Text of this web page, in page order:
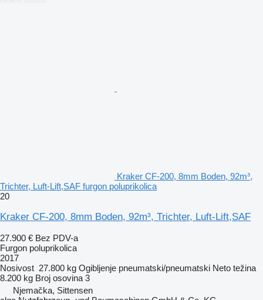
Kraker CF-200, 8mm Boden, 92m³,
Trichter, Luft-Lift,SAF furgon poluprikolica
20
Kraker CF-200, 8mm Boden, 92m³, Trichter, Luft-Lift,SAF
27.900 € Bez PDV-a
Furgon poluprikolica
2017
Nosivost 27.800 kg Ogibljenje pneumatski/pneumatski Neto težina
8.200 kg Broj osovina 3
Njemačka, Sittensen